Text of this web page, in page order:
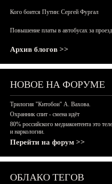
Кого боится Путин: Сергей Фургал
Повышение платы в автобусах за
Архив блогов >>
НОВОЕ НА ФОРУМЕ
Трилогия "Китобои" А. Вахова.
Охранник спит - смена идёт
80% российского медиаконтента это
и наркологии.
Перейти на форум >>
ОБЛАКО ТЕГОВ